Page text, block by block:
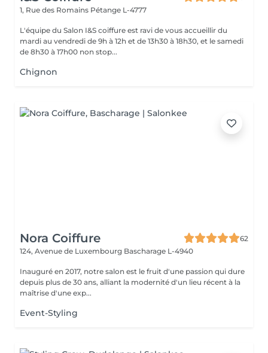
1, Rue des Romains Pétange L-4777
L'équipe du Salon I&S coiffure est ravi de vous accueillir du
mardi au vendredi de 9h à 12h et de 13h30 à 18h30, et le samedi
de 8h30 à 17h00 non stop...
Chignon
Nora Coiffure
62
124, Avenue de Luxembourg Bascharage L-4940
Inauguré en 2017, notre salon est le fruit d'une passion qui dure
depuis plus de 30 ans, alliant la modernité d'un lieu récent à la
maîtrise d'une exp...
Event-Styling